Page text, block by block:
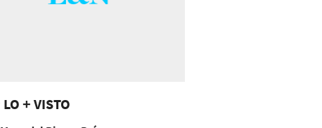
LO + VISTO